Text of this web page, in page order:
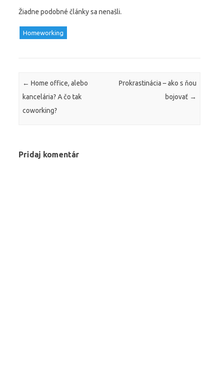
Žiadne podobné články sa nenašli.
Homeworking
Post navigation
← Home office, alebo
kancelária? A čo tak
coworking?
Prokrastinácia – ako s ňou
bojovať →
Pridaj komentár